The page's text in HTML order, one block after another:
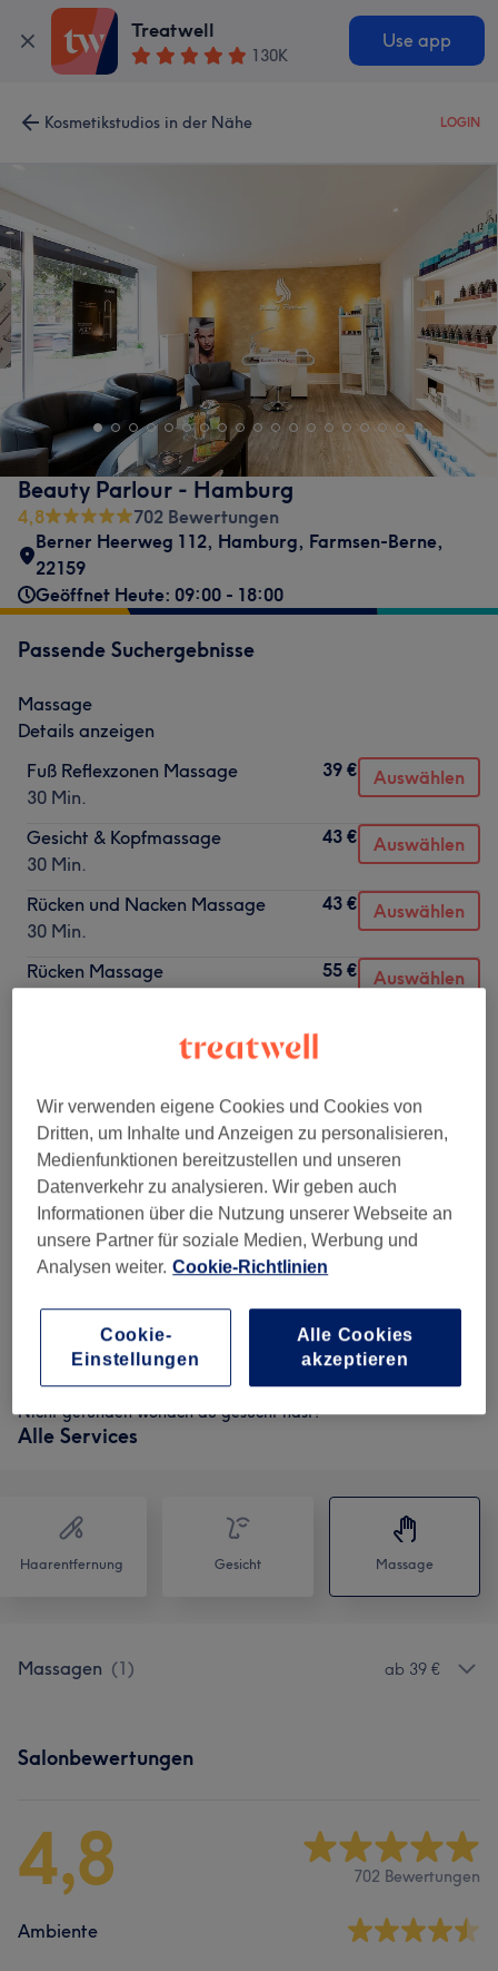
Treatwell
130K
Use app
Kosmetikstudios in der Nähe LOGIN
Beauty Parlour - Hamburg
4,8
702 Bewertungen
Berner Heerweg 112, Hamburg, Farmsen-Berne,
22159
Geöffnet Heute: 09:00 - 18:00
Passende Suchergebnisse
Massage
Details anzeigen
Fuß Reflexzonen Massage
30 Min.
39 € Auswählen
Gesicht & Kopfmassage
30 Min.
43 € Auswählen
Rücken und Nacken Massage
30 Min.
43 € Auswählen
Rücken Massage
55 € Auswählen
Ganz Rücken & Nacken Massage
Ganz Körper Aroma Massage
1 Std.
74 € Auswählen
Ganz Rücken Massage
1 Std.
74 € Auswählen
Lomi Lomi Massage
1 Std.
74 € Auswählen
Aroma Ganz Körper Massage
1 Std. 15 Min.
89 € Auswählen
Nicht gefunden wonach du gesucht hast?
Alle Services
Haarentfernung Gesicht Massage
Massagen (1) ab 39 €
Salonbewertungen
4,8 702 Bewertungen
Ambiente
Wir verwenden eigene Cookies und Cookies von
Dritten, um Inhalte und Anzeigen zu personalisieren,
Medienfunktionen bereitzustellen und unseren
Datenverkehr zu analysieren. Wir geben auch
Informationen über die Nutzung unserer Webseite an
unsere Partner für soziale Medien, Werbung und
Analysen weiter. Cookie-Richtlinien
Cookie-
Einstellungen
Alle Cookies
akzeptieren